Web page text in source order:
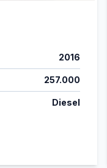
2016
257.000
Diesel